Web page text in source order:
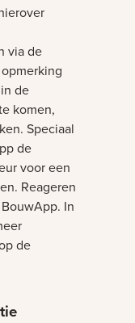
via de
de
komen,
Speciaal
de
voor een
Reageren
In
de